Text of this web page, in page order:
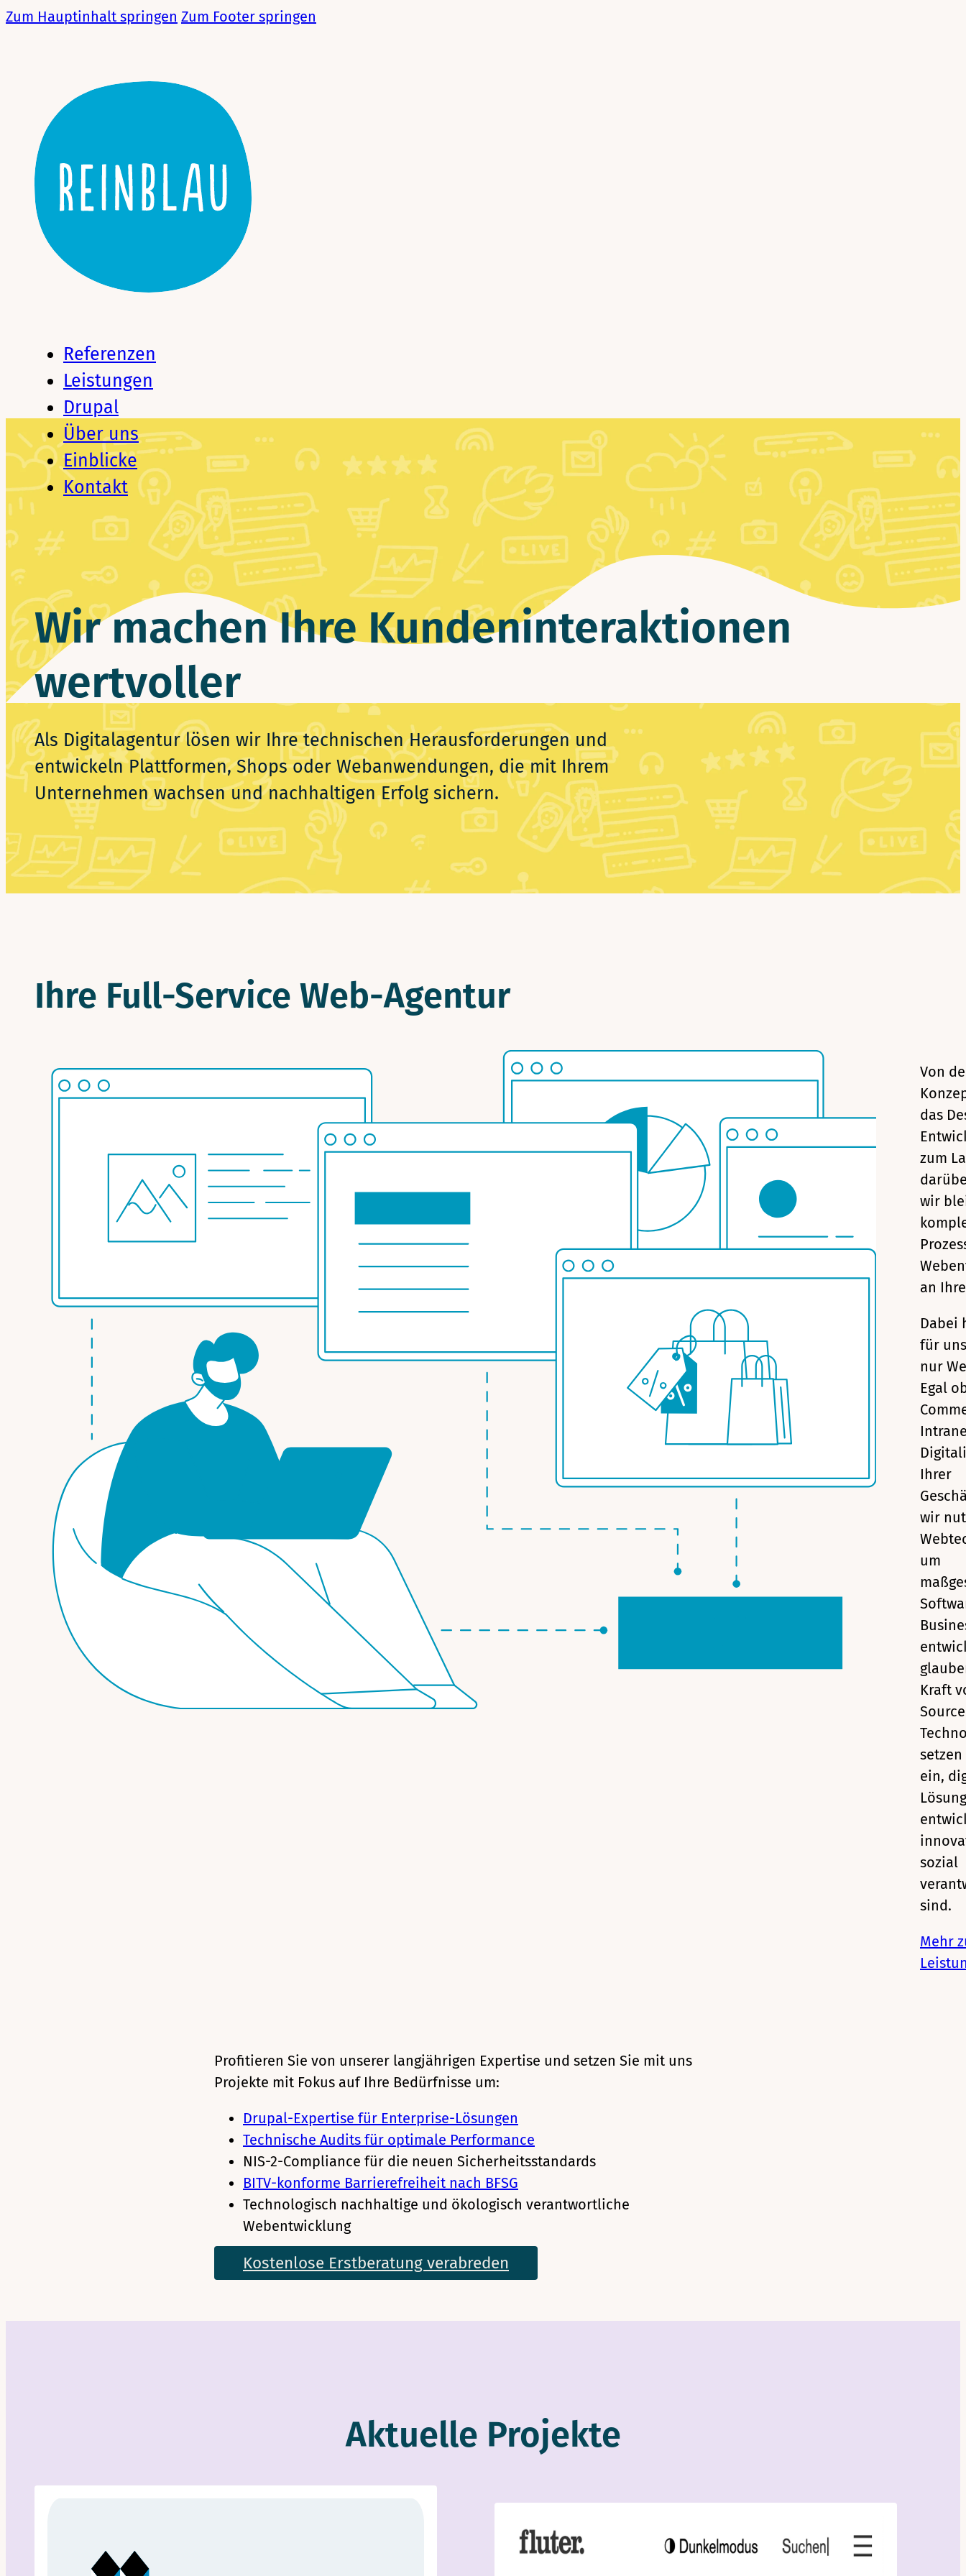
Zum Hauptinhalt springen Zum Footer springen
Referenzen
Leistungen
Drupal
Über uns
Einblicke
Kontakt
Wir machen Ihre Kunden­interaktionen
wertvoller
Als Digitalagentur lösen wir Ihre technischen Herausforderungen und
entwickeln Plattformen, Shops oder Webanwendungen, die mit Ihrem
Unternehmen wachsen und nachhaltigen Erfolg sichern.
Ihre Full-Service Web-Agentur
Von
das
zum
wir
an
Dabei
für
nur
Egal
Ihrer
wir
um
Kraft
Source
ein,
sozial
sind.
Mehr
Profitieren Sie von unserer langjährigen Expertise und setzen Sie mit uns
Projekte mit Fokus auf Ihre Bedürfnisse um:
Drupal-Expertise für Enterprise-Lösungen
Technische Audits für optimale Performance
NIS-2-Compliance für die neuen Sicherheitsstandards
BITV-konforme Barrierefreiheit nach BFSG
Technologisch nachhaltige und ökologisch verantwortliche
Webentwicklung
Kostenlose Erstberatung verabreden
Aktuelle Projekte